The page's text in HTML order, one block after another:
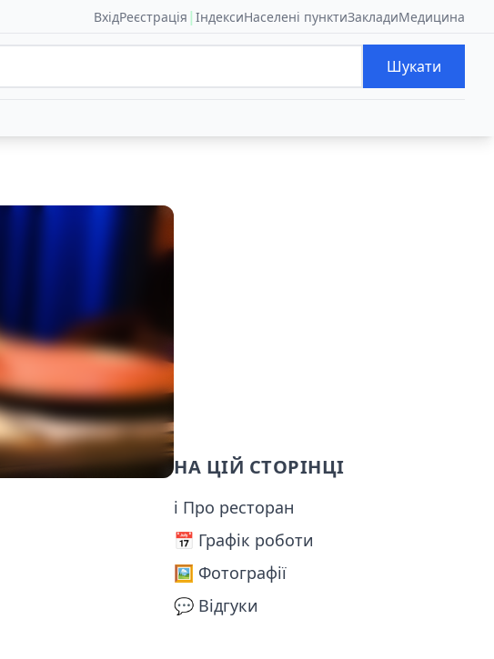
ВхідРеєстрація | ІндексиНаселені пунктиЗакладиМедицина
Шукати
НА ЦІЙ СТОРІНЦІ
ℹ Про ресторан
📅️ Графік роботи
🖼️ Фотографії
💬 Відгуки